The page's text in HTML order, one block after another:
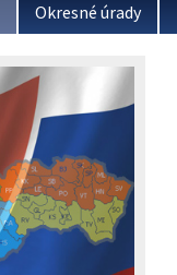
Okresné úrady